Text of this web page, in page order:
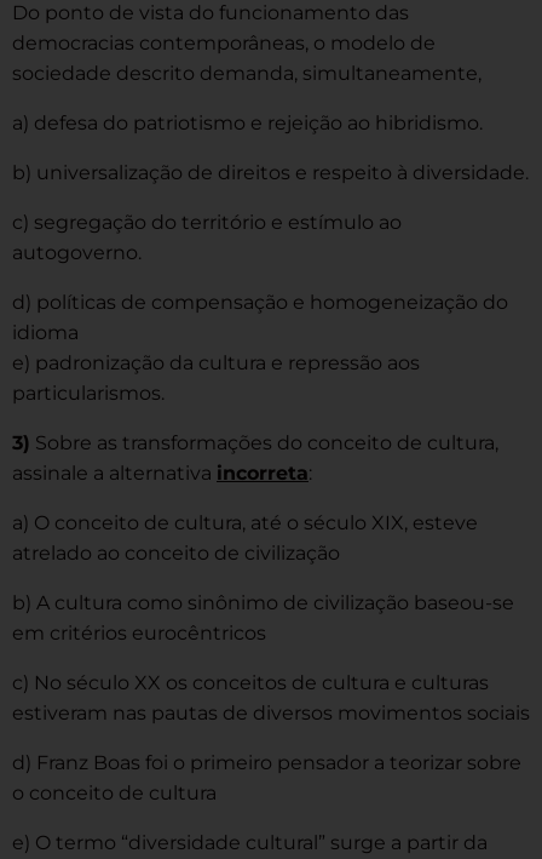
Do ponto de vista do funcionamento das
democracias contemporâneas, o modelo de
sociedade descrito demanda, simultaneamente,
a) defesa do patriotismo e rejeição ao hibridismo.
b) universalização de direitos e respeito à diversidade.
c) segregação do território e estímulo ao
autogoverno.
d) políticas de compensação e homogeneização do
idioma
e) padronização da cultura e repressão aos
particularismos.
3) Sobre as transformações do conceito de cultura,
assinale a alternativa incorreta:
a) O conceito de cultura, até o século XIX, esteve
atrelado ao conceito de civilização
b) A cultura como sinônimo de civilização baseou-se
em critérios eurocêntricos
c) No século XX os conceitos de cultura e culturas
estiveram nas pautas de diversos movimentos sociais
d) Franz Boas foi o primeiro pensador a teorizar sobre
o conceito de cultura
e) O termo “diversidade cultural” surge a partir da